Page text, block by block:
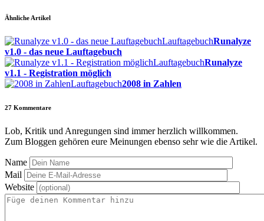
Ähnliche Artikel
LauftagebuchRunalyze
v1.0 - das neue Lauftagebuch
LauftagebuchRunalyze
v1.1 - Registration möglich
Lauftagebuch2008 in Zahlen
27 Kommentare
Lob, Kritik und Anregungen sind immer herzlich willkommen.
Zum Bloggen gehören eure Meinungen ebenso sehr wie die Artikel.
Name
Mail
Website